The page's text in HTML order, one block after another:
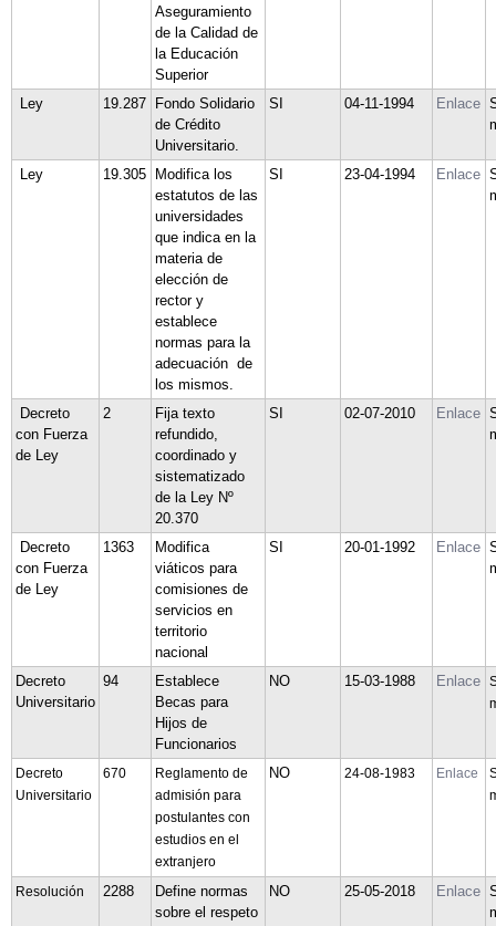
Aseguramiento
de la Calidad de
la Educación
Superior
Ley 19.287
Fondo Solidario
de Crédito
Universitario.
SI 04-11-1994 Enlace
Ley 19.305
Modifica los
estatutos de las
universidades
que indica en la
materia de
elección de
rector y
establece
normas para la
adecuación de
los mismos.
SI 23-04-1994 Enlace
Decreto
con Fuerza
de Ley
2
Fija texto
refundido,
coordinado y
sistematizado
de la Ley Nº
20.370
SI 02-07-2010 Enlace
Decreto
con Fuerza
de Ley
1363
Modifica
viáticos para
comisiones de
servicios en
territorio
nacional
SI 20-01-1992 Enlace
Decreto
Universitario
94
Establece
Becas para
Hijos de
Funcionarios
NO 15-03-1988 Enlace
Decreto
Universitario
670
Reglamento de
admisión para
postulantes con
estudios en el
extranjero
NO 24-08-1983 Enlace
Resolución 2288
Define normas
sobre el respeto
NO 25-05-2018 Enlace